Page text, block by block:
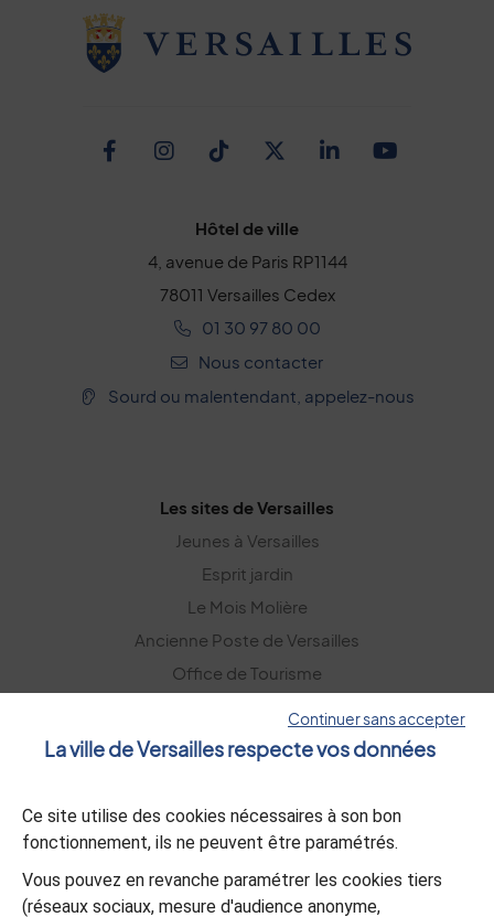
Facebook
Instagram
TikTokTwitter
Linkedin
Hôtel de ville
4, avenue de Paris RP1144
78011 Versailles Cedex
01 30 97 80 00
Nous contacter
Sourd ou malentendant, appelez-nous
Les sites de Versailles
Jeunes à Versailles
Esprit jardin
Le Mois Molière
Ancienne Poste de Versailles
Office de Tourisme
S’abonner
L’appli Versailles
Continuer sans accepter
La ville de Versailles respecte vos données
Ce site utilise des cookies nécessaires à son bon
fonctionnement, ils ne peuvent être paramétrés.
Vous pouvez en revanche paramétrer les cookies tiers
(réseaux sociaux, mesure d'audience anonyme,